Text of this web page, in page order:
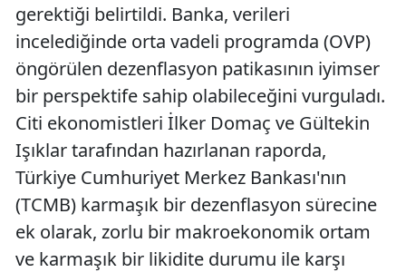
gerektiği belirtildi. Banka, verileri
incelediğinde orta vadeli programda (OVP)
öngörülen dezenflasyon patikasının iyimser
bir perspektife sahip olabileceğini vurguladı.
Citi ekonomistleri İlker Domaç ve Gültekin
Işıklar tarafından hazırlanan raporda,
Türkiye Cumhuriyet Merkez Bankası'nın
(TCMB) karmaşık bir dezenflasyon sürecine
ek olarak, zorlu bir makroekonomik ortam
ve karmaşık bir likidite durumu ile karşı